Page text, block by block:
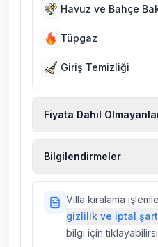
Havuz ve Bahçe
Tüpgaz
Giriş Temizliği
Fiyata Dahil
sigortaları fiyatlara
Bilgilendirmeler
villalarımızda
yapılmaktadır.
kelebek, böcek,
Villa kiralama
gizlilik ve iptal
bilgi için